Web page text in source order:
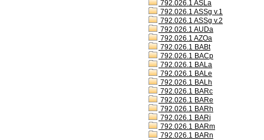
792.026.1 ASLa
792.026.1 ASSg v.1
792.026.1 ASSg v.2
792.026.1 AUDa
792.026.1 AZOa
792.026.1 BABt
792.026.1 BACp
792.026.1 BALa
792.026.1 BALe
792.026.1 BALh
792.026.1 BARc
792.026.1 BARe
792.026.1 BARh
792.026.1 BARj
792.026.1 BARm
792.026.1 BARn